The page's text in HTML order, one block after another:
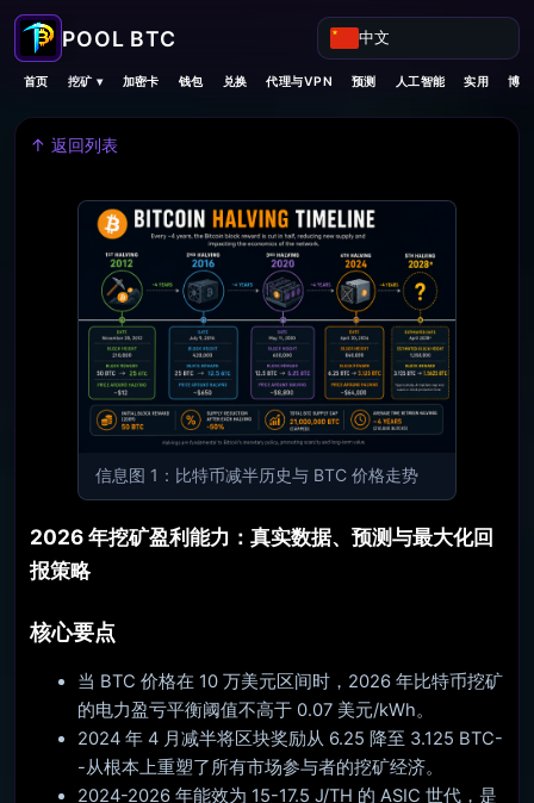
中文
首页 挖矿 ▾ 加密卡 钱包 兑换 代理与VPN 预测 人工智能 实用 博客
↑ 返回列表
信息图 1：比特币减半历史与 BTC 价格走势
2026 年挖矿盈利能力：真实数据、预测与最大化回
报策略
核心要点
当 BTC 价格在 10 万美元区间时，2026 年比特币挖矿
的电力盈亏平衡阈值不高于 0.07 美元/kWh。
2024 年 4 月减半将区块奖励从 6.25 降至 3.125 BTC-
-从根本上重塑了所有市场参与者的挖矿经济。
2024-2026 年能效为 15-17.5 J/TH 的 ASIC 世代，是